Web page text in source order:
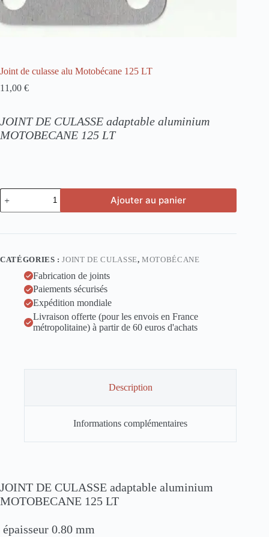
Joint de culasse alu Motobécane 125 LT
11,00 €
JOINT DE CULASSE adaptable aluminium
MOTOBECANE 125 LT
quantité
de
Joint
culasse
Motobécane
125
Ajouter au panier
CATÉGORIES :JOINT DE CULASSE,MOTOBÉCANE
Fabrication de joints
Paiements sécurisés
Expédition mondiale
Livraison offerte (pour les envois en France
métropolitaine) à partir de 60 euros d'achats
Description
Informations complémentaires
JOINT DE CULASSE adaptable aluminium
MOTOBECANE 125 LT
épaisseur 0.80 mm